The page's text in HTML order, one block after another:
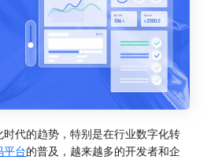
时代的趋势，特别是在行业数字化转
平台的普及，越来越多的开发者和企